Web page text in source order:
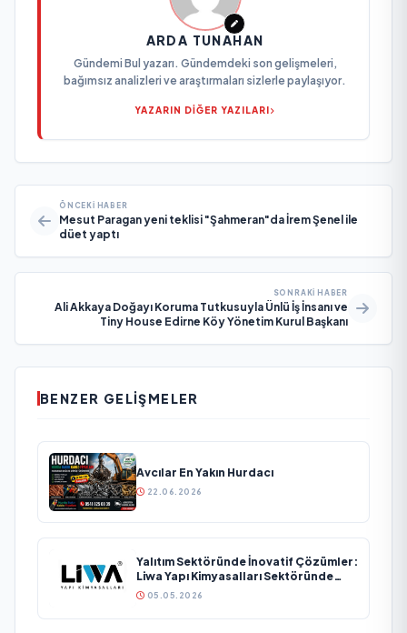
ARDA TUNAHAN
Gündemi Bul yazarı. Gündemdeki son gelişmeleri,
bağımsız analizleri ve araştırmaları sizlerle paylaşıyor.
YAZARIN DİĞER YAZILARI
ÖNCEKI HABER
Mesut Paragan yeni teklisi "Şahmeran"da İrem Şenel ile
düet yaptı
SONRAKI HABER
Ali Akkaya Doğayı Koruma Tutkusuyla Ünlü İş İnsanı ve
Tiny House Edirne Köy Yönetim Kurul Başkanı
BENZER GELIŞMELER
Avcılar En Yakın Hurdacı
22.06.2026
Yalıtım Sektöründe İnovatif Çözümler:
Liwa Yapı Kimyasalları Sektöründe
Büyümesini Sürdürüyor
05.05.2026